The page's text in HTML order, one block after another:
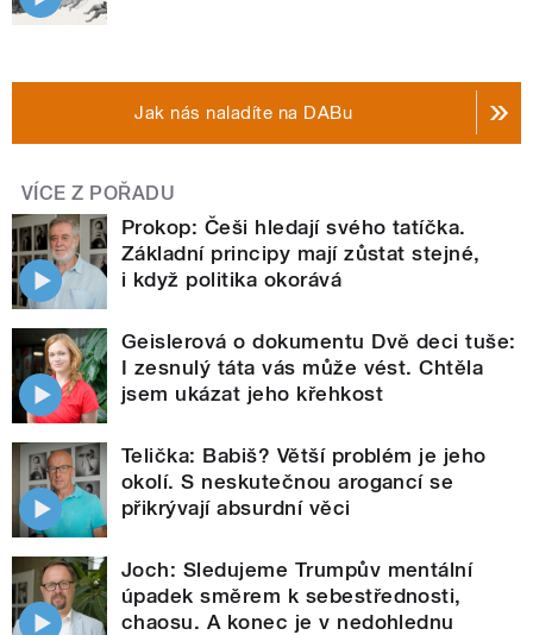
Jak nás naladíte na DABu
VÍCE Z POŘADU
Prokop: Češi hledají svého tatíčka.
Základní principy mají zůstat stejné,
i když politika okorává
Geislerová o dokumentu Dvě deci tuše:
I zesnulý táta vás může vést. Chtěla
jsem ukázat jeho křehkost
Telička: Babiš? Větší problém je jeho
okolí. S neskutečnou arogancí se
přikrývají absurdní věci
Joch: Sledujeme Trumpův mentální
úpadek směrem k sebestřednosti,
chaosu. A konec je v nedohlednu